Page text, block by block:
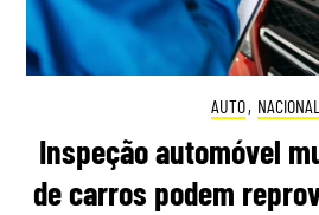
AUTO, NACIONAL
Inspeção automóvel
de carros podem